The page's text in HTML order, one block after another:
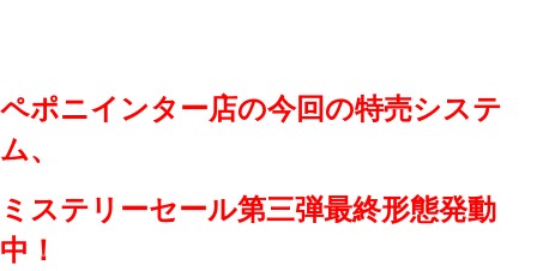
ペポニインター店の今回の特売システ
ム、
ミステリーセール第三弾最終形態発動
中！